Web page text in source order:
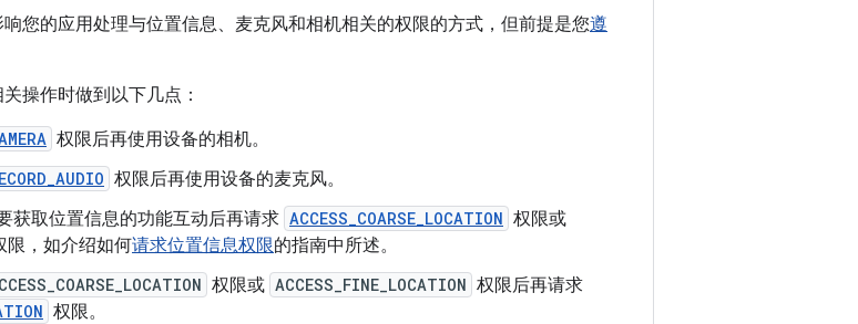
您的应用处理与位置信息、麦克风和相机相关的权限的方式，但前提是您遵
操作时做到以下几点：
权限后再使用设备的相机。
权限后再使用设备的麦克风。
获取位置信息的功能互动后再请求 ACCESS_COARSE_LOCATION 权限或
限，如介绍如何请求位置信息权限的指南中所述。
权限或 ACCESS_FINE_LOCATION 权限后再请求
权限。